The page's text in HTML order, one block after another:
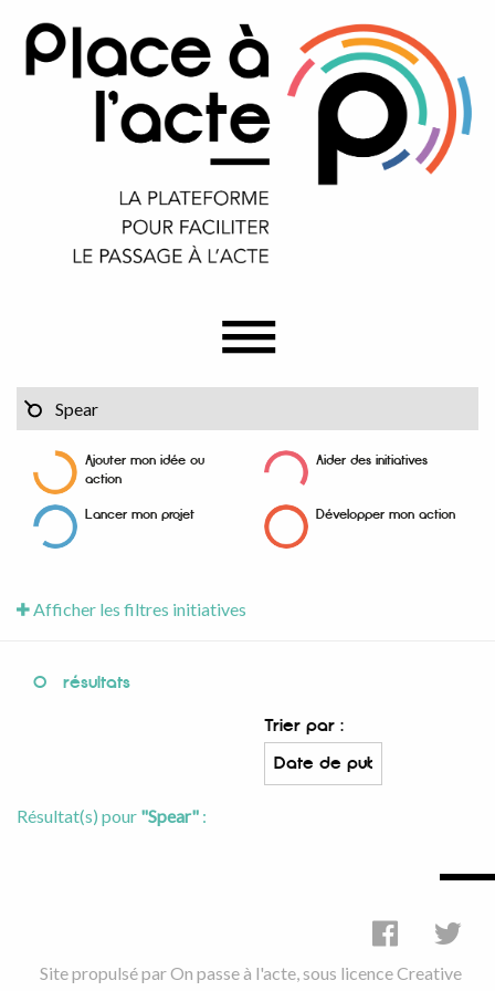
Ajouter mon idée ou
action
Aider des initiatives
Lancer mon projet Développer mon action
Afficher les filtres initiatives
0 résultats
Trier par :
Résultat(s) pour "Spear" :
Site propulsé parOn passe à l'acte, sous licenceCreative